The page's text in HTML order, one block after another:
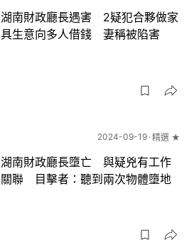
湖南財政廳長遇害 2疑犯合夥做家
具生意向多人借錢 妻稱被陷害
2024-09-19 精選 ★
湖南財政廳長墮亡 與疑兇有工作
關聯 目擊者：聽到兩次物體墮地